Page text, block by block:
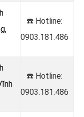
☎️ Hotline:
0903.181.486
☎️ Hotline:
0903.181.486